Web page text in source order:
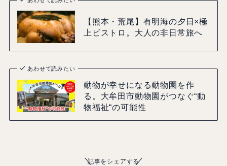
【熊本・荒尾】有明海の夕日×極
上ビストロ。大人の非日常旅へ
あわせて読みたい
動物が幸せになる動物園を作
る。大牟田市動物園がつなぐ“動
物福祉“の可能性
記事をシェアする